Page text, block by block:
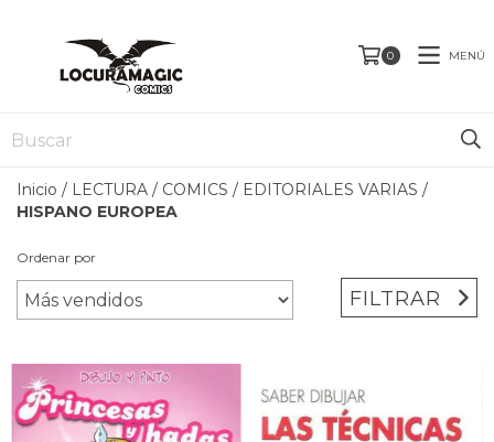
0 MENÚ
Inicio / LECTURA / COMICS / EDITORIALES VARIAS /
HISPANO EUROPEA
Ordenar por
FILTRAR